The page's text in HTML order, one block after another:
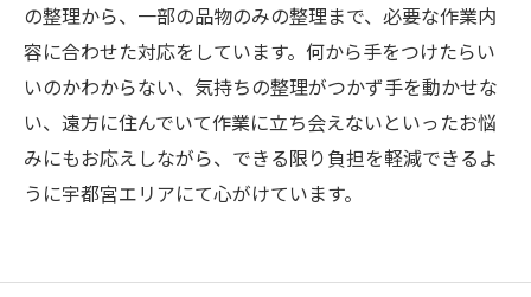
の整理から、一部の品物のみの整理まで、必要な作業内
容に合わせた対応をしています。何から手をつけたらい
いのかわからない、気持ちの整理がつかず手を動かせな
い、遠方に住んでいて作業に立ち会えないといったお悩
みにもお応えしながら、できる限り負担を軽減できるよ
うに宇都宮エリアにて心がけています。